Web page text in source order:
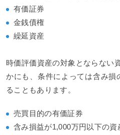
有価証券
金銭債権
繰延資産
時価評価資産の対象とならない
かにも、条件によっては含み
ることもあります。
売買目的の有価証券
含み損益が1,000万円以下の資